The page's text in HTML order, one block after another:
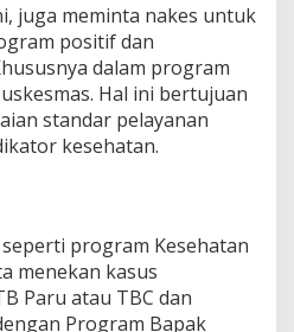
juga meminta nakes untuk
positif dan
dalam program
Hal ini bertujuan
standar pelayanan
kesehatan.
program Kesehatan
menekan kasus
Paru atau TBC dan
Program Bapak